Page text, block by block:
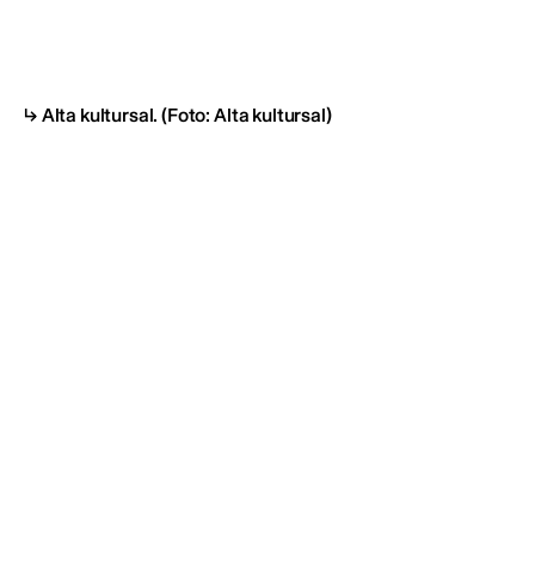
Alta kultursal. (Foto: Alta kultursal)